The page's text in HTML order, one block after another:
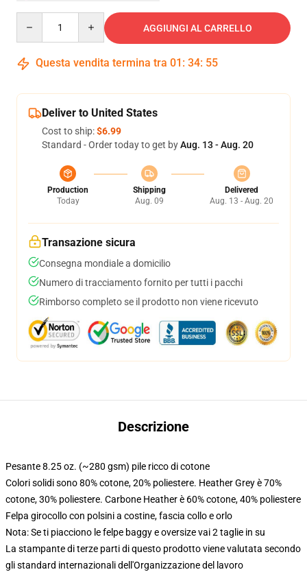
AGGIUNGI AL CARRELLO
Questa vendita termina tra 01 : 34: 54
Deliver to United States
Cost to ship:$6.99
Standard - Order today to get byAug. 13 - Aug. 20
Production
Today
Shipping
Aug. 09
Delivered
Aug. 13 - Aug. 20
Transazione sicura
Consegna mondiale a domicilio
Numero di tracciamento fornito per tutti i pacchi
Rimborso completo se il prodotto non viene ricevuto
Descrizione
Pesante 8.25 oz. (~280 gsm) pile ricco di cotone
Colori solidi sono 80% cotone, 20% poliestere. Heather Grey è 70%
cotone, 30% poliestere. Carbone Heather è 60% cotone, 40% poliestere
Felpa girocollo con polsini a costine, fascia collo e orlo
Nota: Se ti piacciono le felpe baggy e oversize vai 2 taglie in su
La stampante di terze parti di questo prodotto viene valutata secondo
gli standard internazionali dell'Organizzazione del lavoro